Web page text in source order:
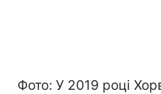
Фото: У 2019 році